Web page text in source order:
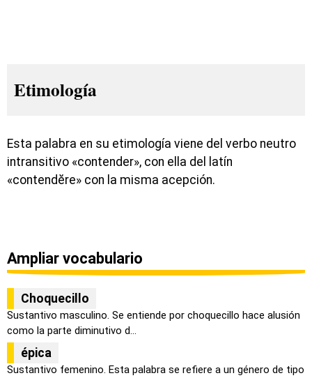
Etimología
Esta palabra en su etimología viene del verbo neutro
intransitivo «contender», con ella del latín
«contendĕre» con la misma acepción.
Ampliar vocabulario
Choquecillo
Sustantivo masculino. Se entiende por choquecillo hace alusión
como la parte diminutivo d...
épica
Sustantivo femenino. Esta palabra se refiere a un género de tipo